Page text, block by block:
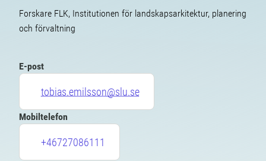
Forskare FLK, Institutionen för landskapsarkitektur, planering
och förvaltning
E-post
tobias.emilsson@slu.se
Mobiltelefon
+46727086111